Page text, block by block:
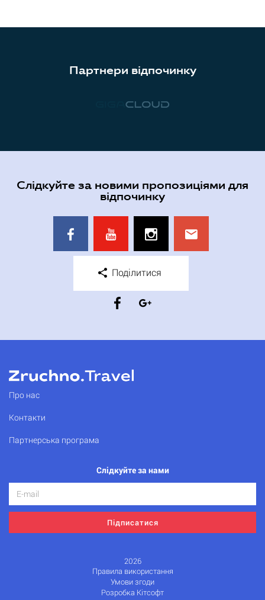
Партнери відпочинку
Слідкуйте за новими пропозиціями для
відпочинку
Поділитися
Про нас
Контакти
Партнерська програма
Слідкуйте за нами
Підписатися
2026
Правила використання
Умови згоди
Розробка Кітсофт